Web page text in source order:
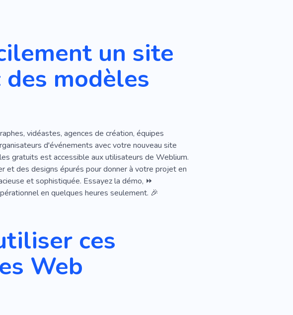
Code Vestimentaire
Luxe Chaussures
Vêtements
De Bain
Robe Sur Mesure
Instagram Couture Branché
Femmes
Élégant
Expérience
Aux Cheveux Noirs
Film
Modèle Pour Les Annonces
un site
modèles
vidéastes, agences de création, équipes
d'événements avec votre nouveau site
gratuits est accessible aux utilisateurs de Weblium.
et des designs épurés pour donner à votre projet en
et sophistiquée. Essayez la démo, ⏩
en quelques heures seulement. 🎉
ces
Web